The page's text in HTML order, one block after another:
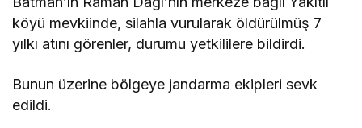
köyü mevkiinde, silahla vurularak öldürülmüş 7
yılkı atını görenler, durumu yetkililere bildirdi.
Bunun üzerine bölgeye jandarma ekipleri sevk
edildi.